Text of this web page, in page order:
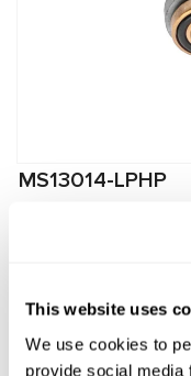
This website uses
We use cookies to
provide social media
MS13014-LPHP
Zestaw złączek
Chevrolet,
Producent:MSG